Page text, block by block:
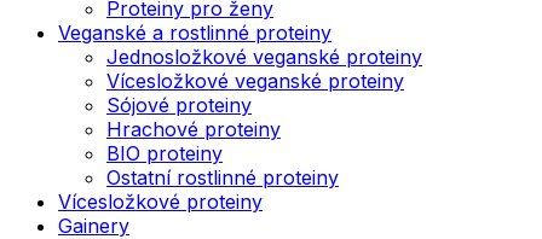
Proteiny pro ženy
Veganské a rostlinné proteiny
Jednosložkové veganské proteiny
Vícesložkové veganské proteiny
Sójové proteiny
Hrachové proteiny
BIO proteiny
Ostatní rostlinné proteiny
Vícesložkové proteiny
Gainery